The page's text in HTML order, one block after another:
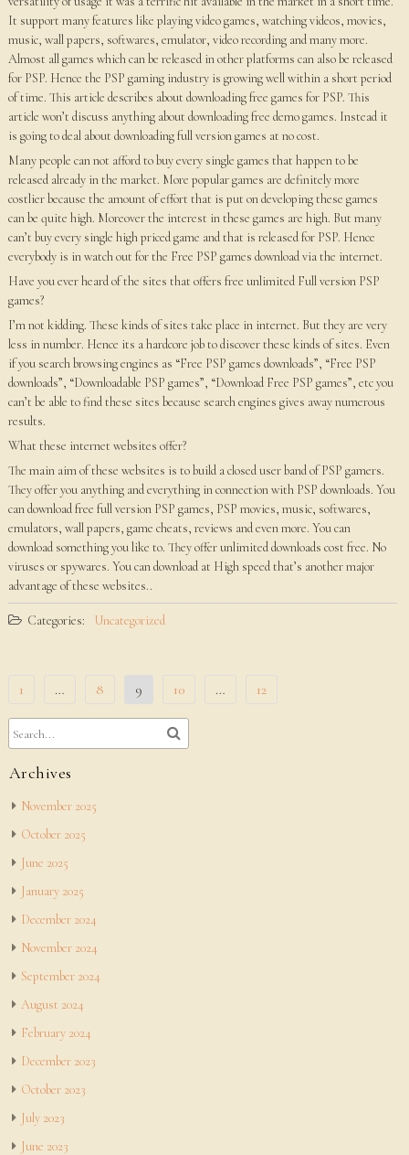
It support many features like playing video games, watching videos, movies,
music, wall papers, softwares, emulator, video recording and many more.
Almost all games which can be released in other platforms can also be released
for PSP. Hence the PSP gaming industry is growing well within a short period
of time. This article describes about downloading free games for PSP. This
article won’t discuss anything about downloading free demo games. Instead it
is going to deal about downloading full version games at no cost.
Many people can not afford to buy every single games that happen to be
released already in the market. More popular games are definitely more
costlier because the amount of effort that is put on developing these games
can be quite high. Moreover the interest in these games are high. But many
can’t buy every single high priced game and that is released for PSP. Hence
everybody is in watch out for the Free PSP games download via the internet.
Have you ever heard of the sites that offers free unlimited Full version PSP
games?
I’m not kidding. These kinds of sites take place in internet. But they are very
less in number. Hence its a hardcore job to discover these kinds of sites. Even
if you search browsing engines as “Free PSP games downloads”, “Free PSP
downloads”, “Downloadable PSP games”, “Download Free PSP games”, etc you
can’t be able to find these sites because search engines gives away numerous
results.
What these internet websites offer?
The main aim of these websites is to build a closed user band of PSP gamers.
They offer you anything and everything in connection with PSP downloads. You
can download free full version PSP games, PSP movies, music, softwares,
emulators, wall papers, game cheats, reviews and even more. You can
download something you like to. They offer unlimited downloads cost free. No
viruses or spywares. You can download at High speed that’s another major
advantage of these websites..
Categories: Uncategorized
navigation
1 … 8 9 10 … 12
Archives
November 2025
October 2025
June 2025
January 2025
December 2024
November 2024
September 2024
August 2024
February 2024
December 2023
October 2023
July 2023
June 2023